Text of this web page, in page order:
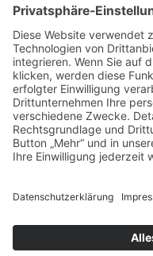
Errichtung von
Prüfung „ortsfester“
Prüfung
Prüfung von Leitern,
Jobs
Kontakt
Social
Impressum
Datenschutz